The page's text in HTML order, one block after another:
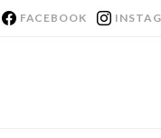
FACEBOOK